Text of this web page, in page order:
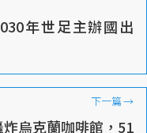
年世足主辦國出
下一篇→
烏克蘭咖啡館，51